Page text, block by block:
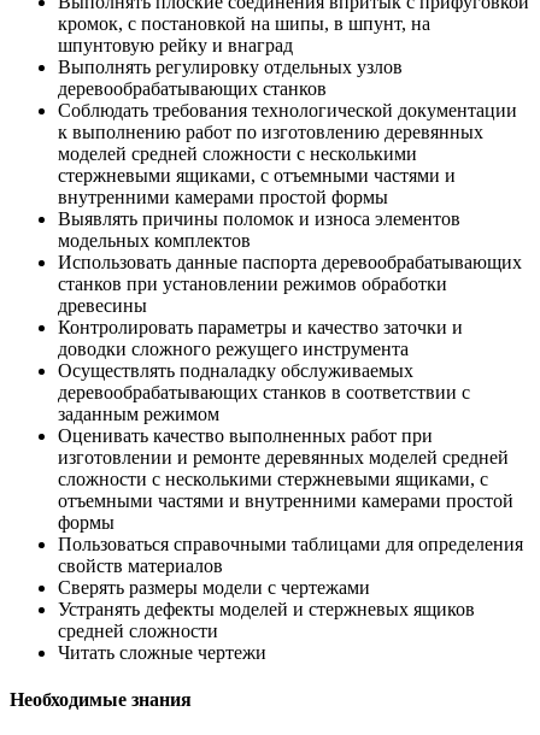
кромок, с постановкой на шипы, в шпунт, на
шпунтовую рейку и внаград
Выполнять регулировку отдельных узлов
деревообрабатывающих станков
Соблюдать требования технологической документации
к выполнению работ по изготовлению деревянных
моделей средней сложности с несколькими
стержневыми ящиками, с отъемными частями и
внутренними камерами простой формы
Выявлять причины поломок и износа элементов
модельных комплектов
Использовать данные паспорта деревообрабатывающих
станков при установлении режимов обработки
древесины
Контролировать параметры и качество заточки и
доводки сложного режущего инструмента
Осуществлять подналадку обслуживаемых
деревообрабатывающих станков в соответствии с
заданным режимом
Оценивать качество выполненных работ при
изготовлении и ремонте деревянных моделей средней
сложности с несколькими стержневыми ящиками, с
отъемными частями и внутренними камерами простой
формы
Пользоваться справочными таблицами для определения
свойств материалов
Сверять размеры модели с чертежами
Устранять дефекты моделей и стержневых ящиков
средней сложности
Читать сложные чертежи
Необходимые знания